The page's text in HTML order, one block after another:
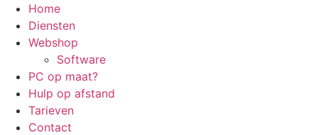
Home
Diensten
Webshop
Software
PC op maat?
Hulp op afstand
Tarieven
Contact